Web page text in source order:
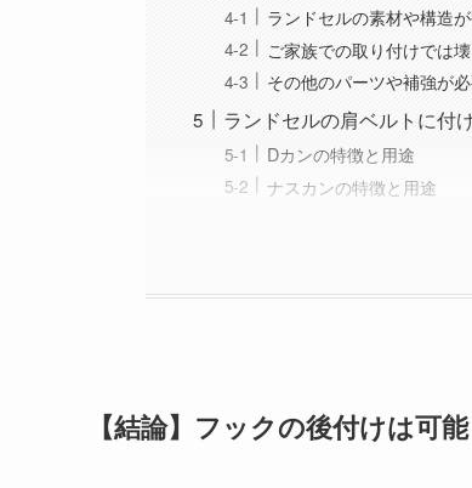
ランドセルの素材や構造
ご家族での取り付けでは
その他のパーツや補強が
ランドセルの肩ベルトに付
Dカンの特徴と用途
ナスカンの特徴と用途
【結論】フックの後付けは可